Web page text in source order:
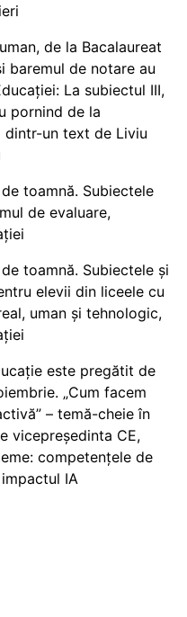
de la Bacalaureat
baremul de notare au
La subiectul III,
pornind de la
un text de Liviu
toamnă. Subiectele
de evaluare,
toamnă. Subiectele și
elevii din liceele cu
uman și tehnologic,
este pregătit de
„Cum facem
– temă-cheie în
vicepreședinta CE,
competențele de
IA